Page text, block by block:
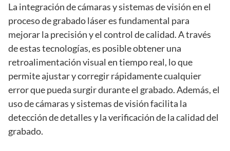
La integración de cámaras y sistemas de visión en el
proceso de grabado láser es fundamental para
mejorar la precisión y el control de calidad. A través
de estas tecnologías, es posible obtener una
retroalimentación visual en tiempo real, lo que
permite ajustar y corregir rápidamente cualquier
error que pueda surgir durante el grabado. Además, el
uso de cámaras y sistemas de visión facilita la
detección de detalles y la verificación de la calidad del
grabado.